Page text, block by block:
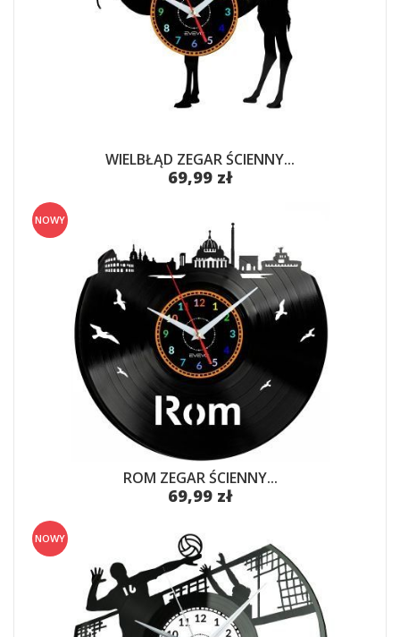
WIELBŁĄD ZEGAR ŚCIENNY...
69,99 zł
ROM ZEGAR ŚCIENNY...
69,99 zł
NOWY
NOWY